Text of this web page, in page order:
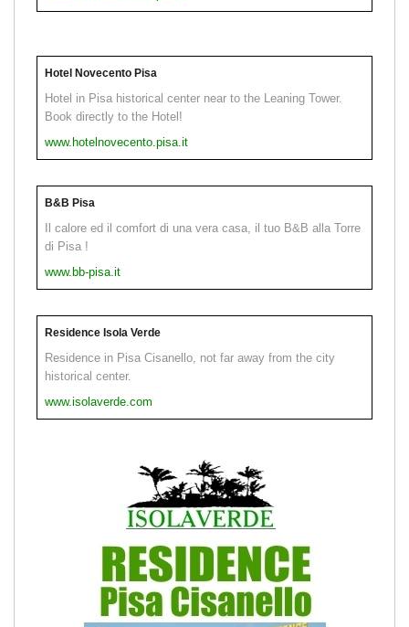
Hotel Novecento Pisa
Hotel in Pisa historical center near to the Leaning Tower.
Book directly to the Hotel!
www.hotelnovecento.pisa.it
B&B Pisa
Il calore ed il comfort di una vera casa, il tuo B&B alla Torre
di Pisa !
www.bb-pisa.it
Residence Isola Verde
Residence in Pisa Cisanello, not far away from the city
historical center.
www.isolaverde.com